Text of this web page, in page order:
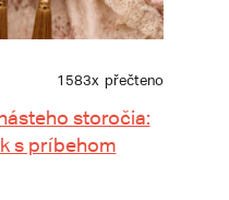
1583x přečteno
storočia:
s príbehom